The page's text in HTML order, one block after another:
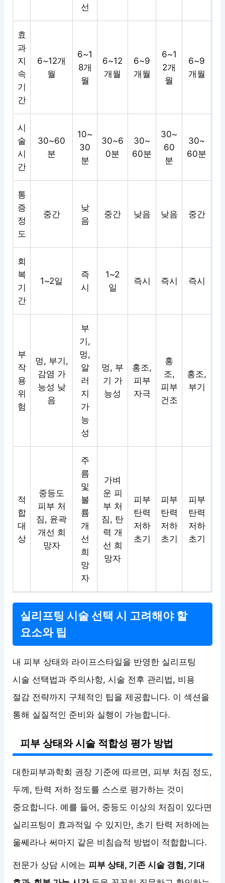
선
효
과
지
속
기
간
6~12개
월
6~1
8개
월
6~12
개월
6~9
개월
6~1
2개
월
6~9
개월
시
술
시
간
30~60
분
10~
30
분
30~6
0분
30~
60분
30~
60
분
30~
60분
통
증
정
도
중간
낮
음
중간 낮음 낮음 중간
회
복
기
간
1~2일
즉
시
1~2
일
즉시 즉시 즉시
부
작
용
위
험
멍, 부기,
감염 가
능성 낮
음
부
기,
멍,
알
러
지
가
능
성
멍, 부
기 가
능성
홍조,
피부
자극
홍
조,
피부
건조
홍조,
부기
적
합
대
상
중등도
피부 처
짐, 윤곽
개선 희
망자
주
름
및
볼
륨
개
선
희
망
자
가벼
운 피
부 처
짐, 탄
력 개
선 희
망자
피부
탄력
저하
초기
피부
탄력
저하
초기
피부
탄력
저하
초기
실리프팅 시술 선택 시 고려해야 할
요소와 팁
내 피부 상태와 라이프스타일을 반영한 실리프팅
시술 선택법과 주의사항, 시술 전후 관리법, 비용
절감 전략까지 구체적인 팁을 제공합니다. 이 섹션을
통해 실질적인 준비와 실행이 가능합니다.
피부 상태와 시술 적합성 평가 방법
대한피부과학회 권장 기준에 따르면, 피부 처짐 정도,
두께, 탄력 저하 정도를 스스로 평가하는 것이
중요합니다. 예를 들어, 중등도 이상의 처짐이 있다면
실리프팅이 효과적일 수 있지만, 초기 탄력 저하에는
울쎄라나 써마지 같은 비침습적 방법이 적합합니다.
전문가 상담 시에는 피부 상태, 기존 시술 경험, 기대